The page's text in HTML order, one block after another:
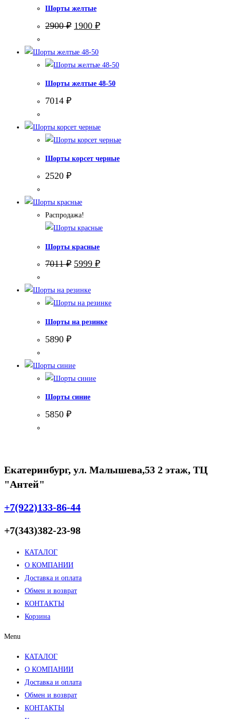
Шорты желтые
2900₽ Первоначальная
цена
2900 ₽.
1900 ₽Текущая
цена:
Шорты желтые 48-50
7014 ₽
Шорты корсет черные
2520 ₽
Распродажа!
Шорты красные
7011₽ Первоначальная
7011 ₽.
5999 ₽Текущая
Шорты на резинке
5890 ₽
Шорты синие
5850 ₽
Екатеринбург, ул. Малышева,53 2 этаж, ТЦ
"Антей"
+7(922)133-86-44
+7(343)382-23-98
КАТАЛОГ
О КОМПАНИИ
Доставка и оплата
Обмен и возврат
КОНТАКТЫ
Корзина
Menu
КАТАЛОГ
О КОМПАНИИ
Доставка и оплата
Обмен и возврат
КОНТАКТЫ